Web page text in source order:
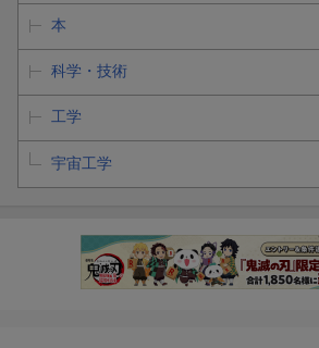
本
科学・技術
工学
宇宙工学